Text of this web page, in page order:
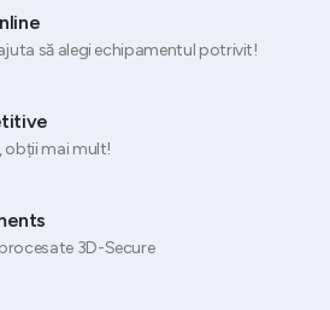
să alegi echipamentul potrivit!
obții mai mult!
3D-Secure